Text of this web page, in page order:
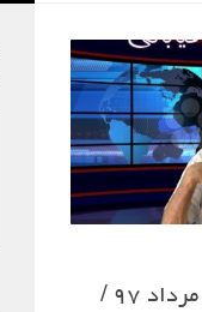
چشم انداز اعتراضات خیابانی مرداد ۹۷ /